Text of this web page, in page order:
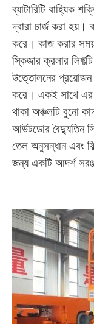
ব্যাটারিটি বাহ্যিক
দ্বারা চার্জ করা
করে। কাজ করার
স্কিজার ক্রলার
উত্তোলনের প্রয়োজন
করে। একই সাথে এর
থাকা অঞ্চলটি বুনো
আউটডোর বৈদ্যুতিন
তেল অনুসন্ধান এবং
জন্য একটি আদর্শ